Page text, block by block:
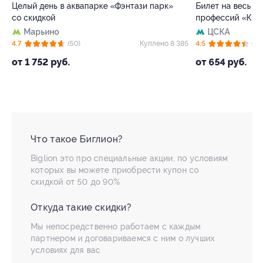
Целый день в аквапарке «Фэнтази парк»
со скидкой
Марьино
от 1 752 руб.
4.7 (50) Куплено 8 385
Билет на весь
профессий
ЦСКА
от 654 руб.
4.5 (63)
Что такое Биглион?
Biglion это про специальные акции, по условиям
которых вы можете приобрести купон со
скидкой от 50 до 90%
Откуда такие скидки?
Мы непосредственно работаем с каждым
партнером и договариваемся с ним о лучших
условиях для вас